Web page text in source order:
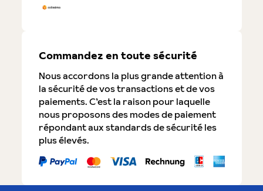
Commandez en toute sécurité
Nous accordons la plus grande attention à
la sécurité de vos transactions et de vos
paiements. C’est la raison pour laquelle
nous proposons des modes de paiement
répondant aux standards de sécurité les
plus élevés.